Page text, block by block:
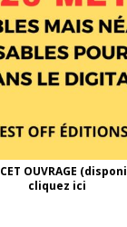
CET OUVRAGE
cliquez ici